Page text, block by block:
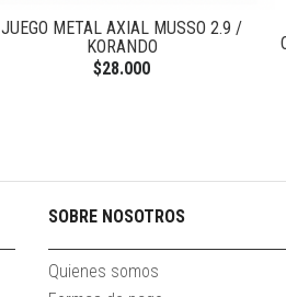
JUEGO METAL AXIAL MUSSO 2.9 /
KORANDO
$28.000
SOBRE NOSOTROS
Quienes somos